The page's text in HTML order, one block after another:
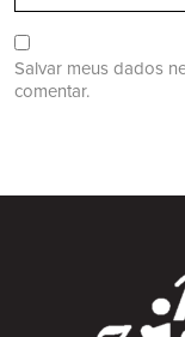
Salvar meus dados
comentar.